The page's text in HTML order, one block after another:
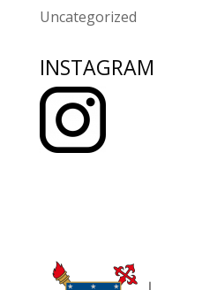
Uncategorized
INSTAGRAM